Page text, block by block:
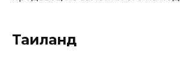
Таиланд